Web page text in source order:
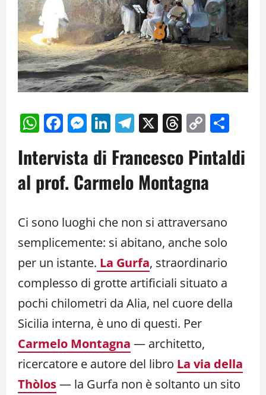
WhatsApp
Facebook
Messenger
LinkedIn
Telegram
X Threads
Copy
Intervista di Francesco Pintaldi
al prof. Carmelo Montagna
Ci sono luoghi che non si attraversano
semplicemente: si abitano, anche solo
per un istante. La Gurfa, straordinario
complesso di grotte artificiali situato a
pochi chilometri da Alia, nel cuore della
Sicilia interna, è uno di questi. Per
Carmelo Montagna — architetto,
ricercatore e autore del libro La via della
Thòlos— la Gurfa non è soltanto un sito